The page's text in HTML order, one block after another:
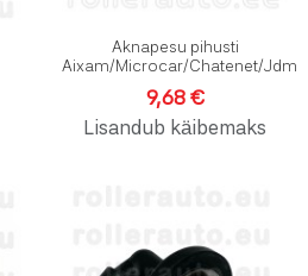
Aknapesu pihusti
Aixam/Microcar/Chatenet/Jdm
9,68 €
Lisandub käibemaks
Lisa võrdlusesse